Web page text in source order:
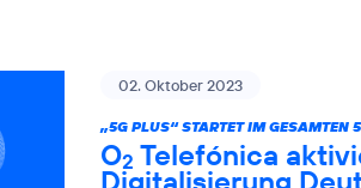
02. Oktober 2023
„5G PLUS“ STARTET IM GESAMTEN
O2 Telefónica